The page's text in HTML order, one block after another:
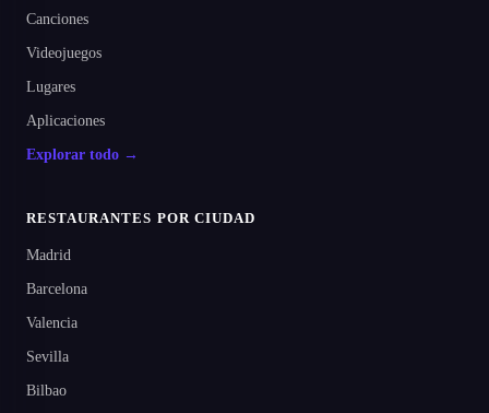
Canciones
Videojuegos
Lugares
Aplicaciones
Explorar todo →
RESTAURANTES POR CIUDAD
Madrid
Barcelona
Valencia
Sevilla
Bilbao